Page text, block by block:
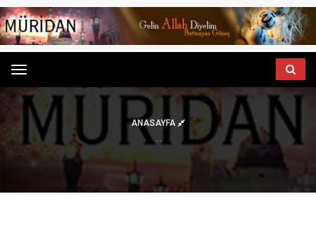
Menu
ANASAYFA